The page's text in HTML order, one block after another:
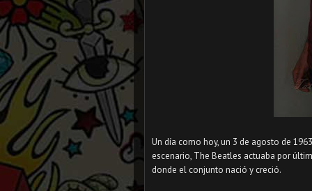
Un día como hoy, un 3 de agosto de
escenario, The Beatles actuaba por
donde el conjunto nació y creció.